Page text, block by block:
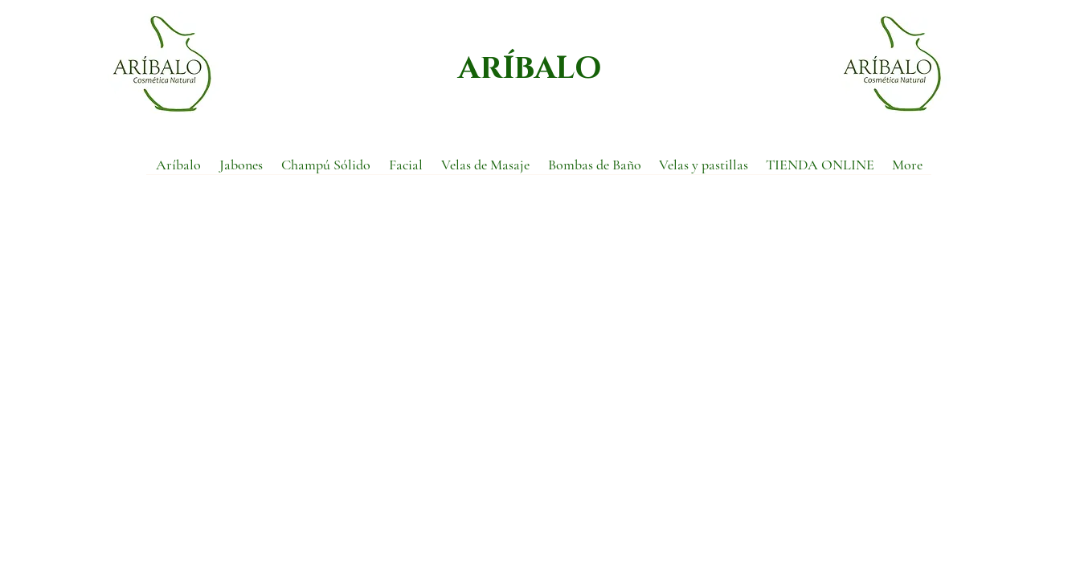
ARÍBALO
Aríbalo Jabones Champú Sólido Facial Velas de Masaje Bombas de Baño Velas y pastillas TIENDA ONLINE More